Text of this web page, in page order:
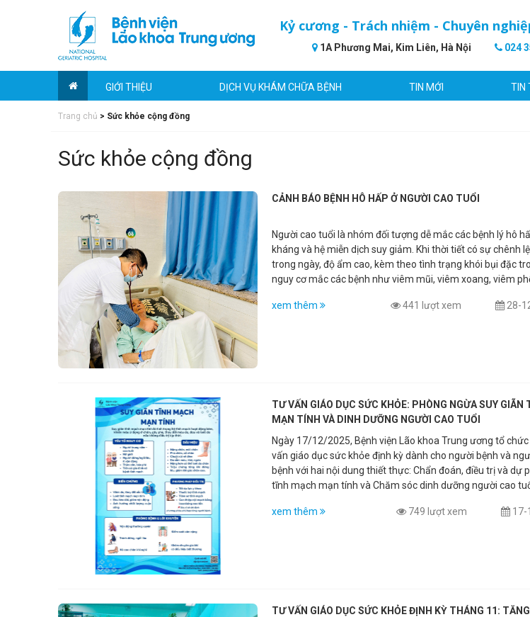
Kỷ cương - Trách nhiệm - Chuyên
1A Phương Mai, Kim Liên, Hà Nội 024
GIỚI THIỆU DỊCH VỤ KHÁM CHỮA BỆNH TIN MỚI TIN
Trang chủ > Sức khỏe cộng đồng
Sức khỏe cộng đồng
CẢNH BÁO BỆNH HÔ HẤP Ở NGƯỜI CAO TUỔI
Người cao tuổi là nhóm đối tượng dễ mắc các bệnh lý hô
kháng và hệ miễn dịch suy giảm. Khi thời tiết có sự chênh
trong ngày, độ ẩm cao, kèm theo tình trạng khói bụi đặc
nguy cơ mắc các bệnh như viêm mũi, viêm xoang, viêm
cao tuổi có bệnh nền tim mạch, tăng huyết áp hoặc bệnh
28-
441 lượt xem
xem thêm
TƯ VẤN GIÁO DỤC SỨC KHỎE: PHÒNG NGỪA SUY GIÃN
MẠN TÍNH VÀ DINH DƯỠNG NGƯỜI CAO TUỔI
Ngày 17/12/2025, Bệnh viện Lão khoa Trung ương tổ
vấn giáo dục sức khỏe định kỳ dành cho người bệnh và
bệnh với hai nội dung thiết thực: Chẩn đoán, điều trị và dự
tĩnh mạch mạn tính và Chăm sóc dinh dưỡng người cao
17-
749 lượt xem
xem thêm
TƯ VẤN GIÁO DỤC SỨC KHỎE ĐỊNH KỲ THÁNG 11: